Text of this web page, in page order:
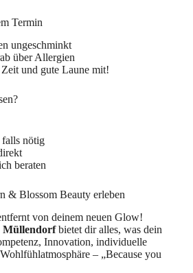
Termin
ungeschminkt
über Allergien
und gute Laune mit!
falls nötig
beraten
& Blossom Beauty erleben
von deinem neuen Glow!
Müllendorfbietet dir alles, was dein
Innovation, individuelle
– „Because you